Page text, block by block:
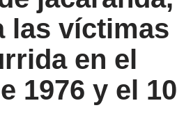
las víctimas
en el
1976 y el 10